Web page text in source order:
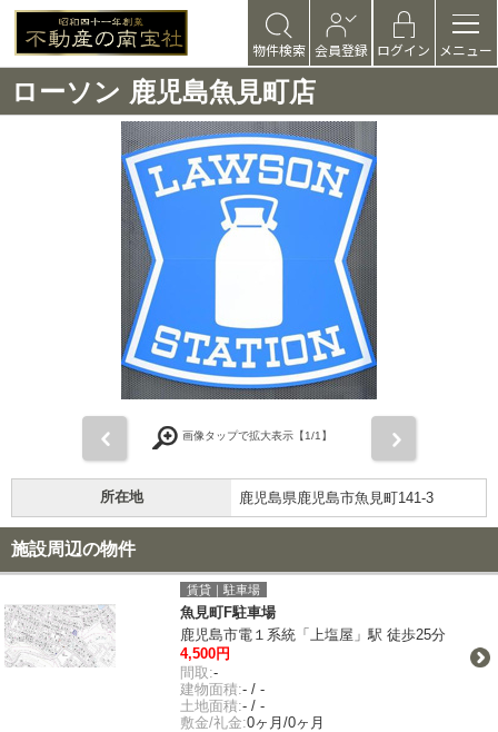
物件検索 会員登録 ログイン メニュー
ローソン 鹿児島魚見町店
画像タップで拡大表示【1/1】
所在地 鹿児島県鹿児島市魚見町141-3
施設周辺の物件
賃貸｜駐車場
魚見町F駐車場
鹿児島市電１系統「上塩屋」駅 徒歩25分
4,500円
間取:-
建物面積:- / -
土地面積:- / -
敷金/礼金:0ヶ月/0ヶ月